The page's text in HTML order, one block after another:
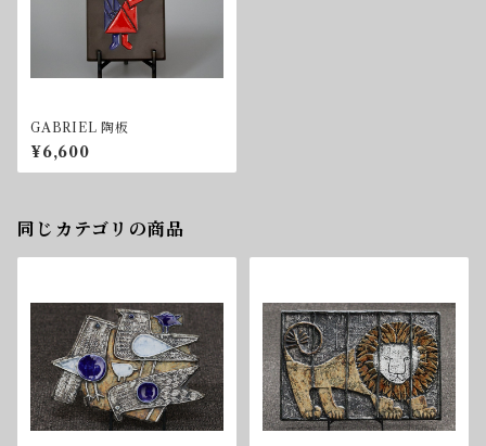
GABRIEL 陶板
¥6,600
同じカテゴリの商品